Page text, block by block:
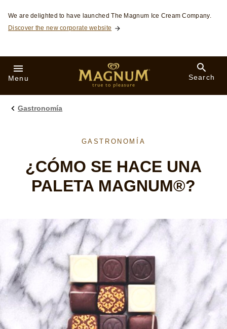
Skip to:
We are delighted to have launched The Magnum Ice Cream Company.
Discover the new corporate website
Menu Search
Gastronomía
GASTRONOMÍA
¿CÓMO SE HACE UNA
PALETA MAGNUM®?